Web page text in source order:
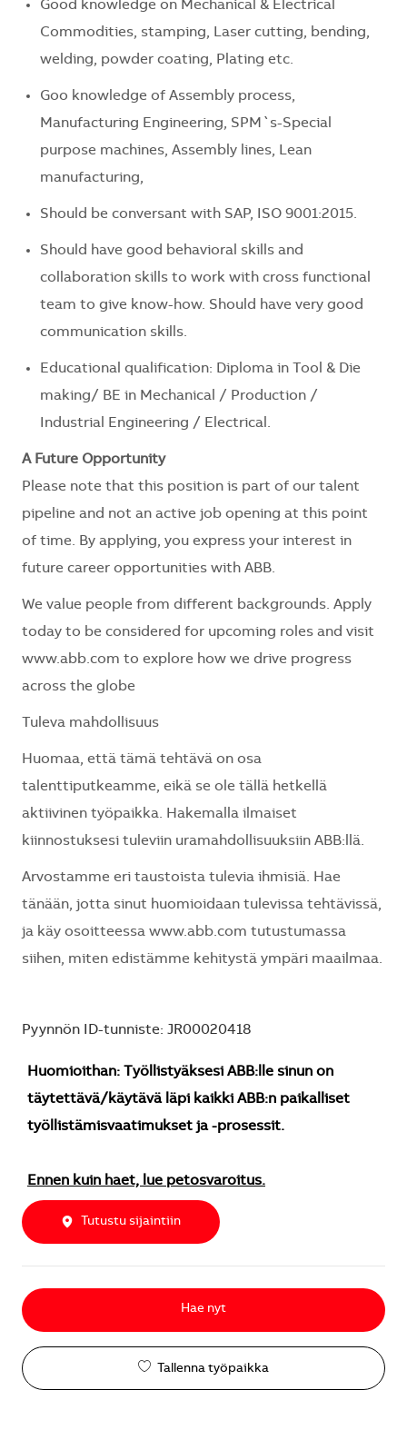
Good knowledge on Mechanical & Electrical
Commodities, stamping, Laser cutting, bending,
welding, powder coating, Plating etc.
Goo knowledge of Assembly process,
Manufacturing Engineering, SPM`s-Special
purpose machines, Assembly lines, Lean
manufacturing,
Should be conversant with SAP, ISO 9001:2015.
Should have good behavioral skills and
collaboration skills to work with cross functional
team to give know-how. Should have very good
communication skills.
Educational qualification: Diploma in Tool & Die
making/ BE in Mechanical / Production /
Industrial Engineering / Electrical.
A Future Opportunity
Please note that this position is part of our talent
pipeline and not an active job opening at this point
of time. By applying, you express your interest in
future career opportunities with ABB.
We value people from different backgrounds. Apply
today to be considered for upcoming roles and visit
www.abb.com to explore how we drive progress
across the globe
Tuleva mahdollisuus
Huomaa, että tämä tehtävä on osa
talenttiputkeamme, eikä se ole tällä hetkellä
aktiivinen työpaikka. Hakemalla ilmaiset
kiinnostuksesi tuleviin uramahdollisuuksiin ABB:llä.
Arvostamme eri taustoista tulevia ihmisiä. Hae
tänään, jotta sinut huomioidaan tulevissa tehtävissä,
ja käy osoitteessa www.abb.com tutustumassa
siihen, miten edistämme kehitystä ympäri maailmaa.
Pyynnön ID-tunniste: JR00020418
Huomioithan: Työllistyäksesi ABB:lle sinun on
täytettävä/käytävä läpi kaikki ABB:n paikalliset
työllistämisvaatimukset ja -prosessit.
Ennen kuin haet, lue petosvaroitus.
Tutustu sijaintiin
Hae nyt
Tallenna työpaikka